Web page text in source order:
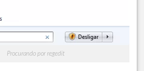
Procurando por regedit